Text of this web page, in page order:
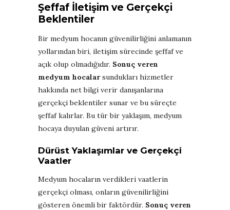
Şeffaf İletişim ve Gerçekçi
Beklentiler
Bir medyum hocanın güvenilirliğini anlamanın
yollarından biri, iletişim sürecinde şeffaf ve
açık olup olmadığıdır. Sonuç veren
medyum hocalarsundukları hizmetler
hakkında net bilgi verir danışanlarına
gerçekçi beklentiler sunar ve bu süreçte
şeffaf kalırlar. Bu tür bir yaklaşım, medyum
hocaya duyulan güveni artırır.
Dürüst Yaklaşımlar ve Gerçekçi
Vaatler
Medyum hocaların verdikleri vaatlerin
gerçekçi olması, onların güvenilirliğini
gösteren önemli bir faktördür. Sonuç veren